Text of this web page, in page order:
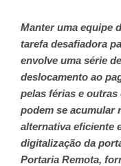
Manter uma equipe
tarefa desafiadora
envolve uma série
deslocamento ao
pelas férias e outras
podem se acumular
alternativa eficiente
digitalização da
Portaria Remota,